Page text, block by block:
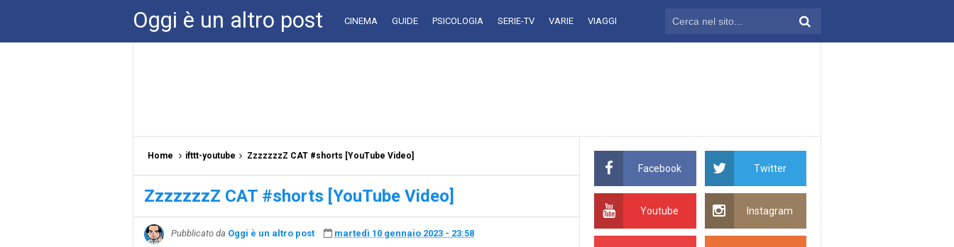
Oggi è un altro post CINEMA GUIDE PSICOLOGIA SERIE-TV VARIE VIAGGI
Home ifttt-youtube ZzzzzzzZ CAT #shorts [YouTube Video]
ZzzzzzzZ CAT #shorts [YouTube Video]
Pubblicato da Oggi è un altro post martedì 10 gennaio 2023 - 23:58
Facebook Twitter
Youtube Instagram